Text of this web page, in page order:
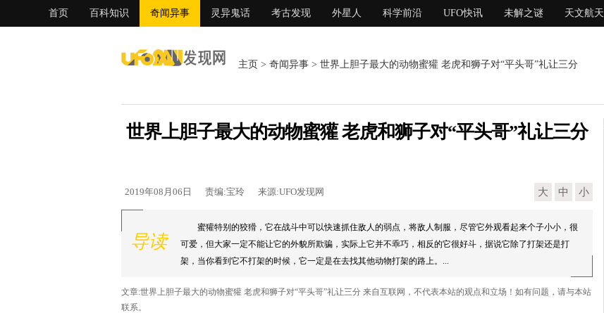
首页 百科知识 奇闻异事 灵异鬼话 考古发现 外星人 科学前沿 UFO快讯 未解之谜 天文航天
主页 > 奇闻异事 > 世界上胆子最大的动物蜜獾 老虎和狮子对“平头哥”礼让三分
世界上胆子最大的动物蜜獾 老虎和狮子对“平头哥”礼让三分
2019年08月06日 责编:宝玲 来源:UFO发现网 大 中 小
导读
蜜獾特别的狡猾，它在战斗中可以快速抓住敌人的弱点，将敌人制服，尽管它外观看起来个子小小，很
可爱，但大家一定不能让它的外貌所欺骗，实际上它并不乖巧，相反的它很好斗，据说它除了打架还是打
架，当你看到它不打架的时候，它一定是在去找其他动物打架的路上。...
文章:世界上胆子最大的动物蜜獾 老虎和狮子对“平头哥”礼让三分 来自互联网，不代表本站的观点和立场！如有问题，请与本站
联系。